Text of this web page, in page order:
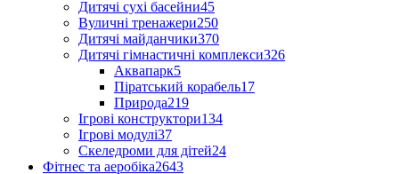
Дитячі сухі басейни45
Вуличні тренажери250
Дитячі майданчики370
Дитячі гімнастичні комплекси326
Аквапарк5
Піратський корабель17
Природа219
Ігрові конструктори134
Ігрові модулі37
Скеледроми для дітей24
Фітнес та аеробіка2643